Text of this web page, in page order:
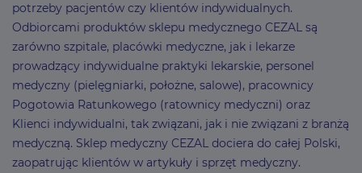
potrzeby pacjentów czy klientów indywidualnych.
Odbiorcami produktów sklepu medycznego CEZAL są
zarówno szpitale, placówki medyczne, jak i lekarze
prowadzący indywidualne praktyki lekarskie, personel
medyczny (pielęgniarki, położne, salowe), pracownicy
Pogotowia Ratunkowego (ratownicy medyczni) oraz
Klienci indywidualni, tak związani, jak i nie związani z branżą
medyczną. Sklep medyczny CEZAL dociera do całej Polski,
zaopatrując klientów w artykuły i sprzęt medyczny.